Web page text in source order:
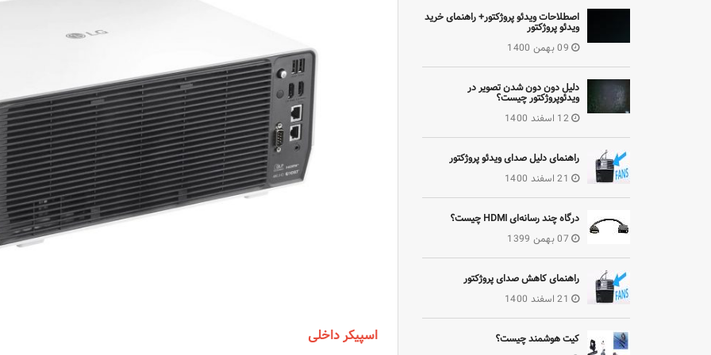
اصطلاحات ویدئو پروژکتور+ راهنمای خرید
ویدئو پروژکتور
09 بهمن 1400
دلیل دون دون شدن تصویر در
ویدئوپروژکتور چیست؟
12 اسفند 1400
راهنمای دلیل صدای ویدئو پروژکتور
21 اسفند 1400
درگاه چند رسانه‌ای HDMI چیست؟
07 بهمن 1399
راهنمای کاهش صدای پروژکتور
21 اسفند 1400
کیت هوشمند چیست؟
اسپیکر داخلی